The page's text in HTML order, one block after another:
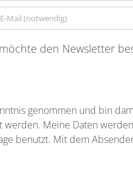
den Newsletter
genommen und bin
Meine Daten
benutzt. Mit dem